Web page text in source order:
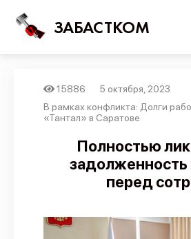
ЗАБАСТКОМ
Войти
Поиск
Новости
Карта событий
15886
5 октября, 2023
В рамках конфликта: Долги
«Тантал» в Саратове
Полностью
задолженность
перед